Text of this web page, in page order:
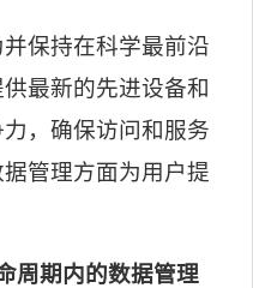
保持在科学最前沿
最新的先进设备和
，确保访问和服务
管理方面为用户提
周期内的数据管理